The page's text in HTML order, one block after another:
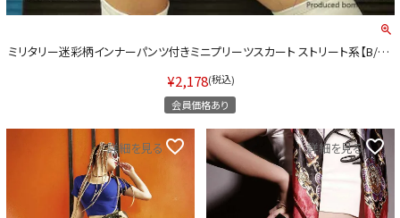
イベント一覧
ミリタリー迷彩柄インナーパンツ付きミニプリーツスカート ストリート系【B/bo
¥2,178 税込
会員価格あり
詳細を見る 詳細を見る